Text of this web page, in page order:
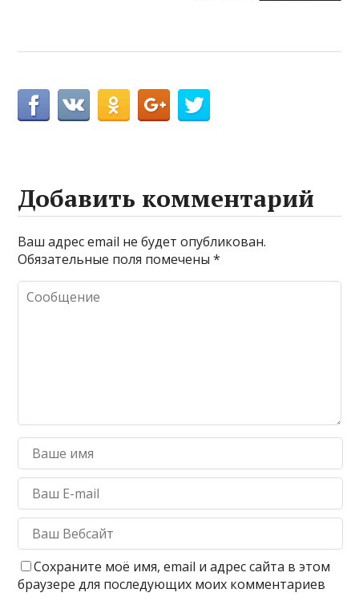
Добавить комментарий
Ваш адрес email не будет опубликован.
Обязательные поля помечены*
Сохраните моё имя, email и адрес сайта в этом
браузере для последующих моих комментариев